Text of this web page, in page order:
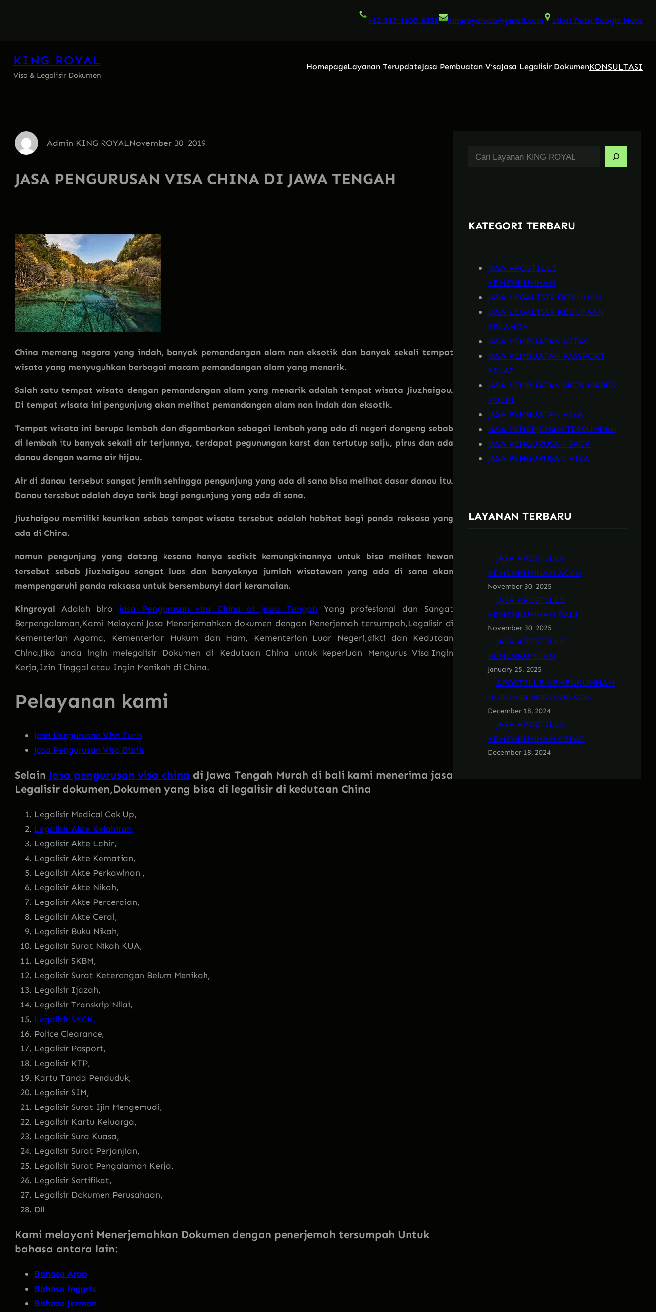
+62 852-1600-6336 kingroyalweb@gmail.com Lihat Peta Google Maps
KING ROYAL
Visa & Legalisir Dokumen
HomepageLayanan TerupdateJasa Pembuatan VisaJasa Legalisir DokumenKONSULTASI
Admin KING ROYALNovember 30, 2019
JASA PENGURUSAN VISA CHINA DI JAWA TENGAH
China memang negara yang indah, banyak pemandangan alam nan eksotik dan banyak sekali tempat
wisata yang menyuguhkan berbagai macam pemandangan alam yang menarik.
Salah satu tempat wisata dengan pemandangan alam yang menarik adalah tempat wisata Jiuzhaigou.
Di tempat wisata ini pengunjung akan melihat pemandangan alam nan indah dan eksotik.
Tempat wisata ini berupa lembah dan digambarkan sebagai lembah yang ada di negeri dongeng sebab
di lembah itu banyak sekali air terjunnya, terdapat pegunungan karst dan tertutup salju, pirus dan ada
danau dengan warna air hijau.
Air di danau tersebut sangat jernih sehingga pengunjung yang ada di sana bisa melihat dasar danau itu.
Danau tersebut adalah daya tarik bagi pengunjung yang ada di sana.
Jiuzhaigou memiliki keunikan sebab tempat wisata tersebut adalah habitat bagi panda raksasa yang
ada di China.
namun pengunjung yang datang kesana hanya sedikit kemungkinannya untuk bisa melihat hewan
tersebut sebab Jiuzhaigou sangat luas dan banyaknya jumlah wisatawan yang ada di sana akan
mempengaruhi panda raksasa untuk bersembunyi dari keramaian.
Kingroyal Adalah birojasa Pengurusan visa China di Jawa Tengah Yang profesional dan Sangat
Berpengalaman,Kami Melayani Jasa Menerjemahkan dokumen dengan Penerjemah tersumpah,Legalisir di
Kementerian Agama, Kementerian Hukum dan Ham, Kementerian Luar Negeri,dikti dan Kedutaan
China,Jika anda ingin melegalisir Dokumen di Kedutaan China untuk keperluan Mengurus Visa,Ingin
Kerja,Izin Tinggal atau Ingin Menikah di China.
Pelayanan kami
Jasa Pengurusan Visa Turis
Jasa Pengurusan Visa Bisnis
Selain Jasa pengurusan visa china di Jawa Tengah Murah di bali kami menerima jasa
Legalisir dokumen,Dokumen yang bisa di legalisir di kedutaan China
Legalisir Medical Cek Up,
Legalisir Akte Kelahiran,
Legalisir Akte Lahir,
Legalisir Akte Kematian,
Legalisir Akte Perkawinan ,
Legalisir Akte Nikah,
Legalisir Akte Perceraian,
Legalisir Akte Cerai,
Legalisir Buku Nikah,
Legalisir Surat Nikah KUA,
Legalisir SKBM,
Legalisir Surat Keterangan Belum Menikah,
Legalisir Ijazah,
Legalisir Transkrip Nilai,
Legalisir SKCK,
Police Clearance,
Legalisir Pasport,
Legalisir KTP,
Kartu Tanda Penduduk,
Legalisir SIM,
Legalisir Surat Ijin Mengemudi,
Legalisir Kartu Keluarga,
Legalisir Sura Kuasa,
Legalisir Surat Perjanjian,
Legalisir Surat Pengalaman Kerja,
Legalisir Sertifikat,
Legalisir Dokumen Perusahaan,
Dll
Kami melayani Menerjemahkan Dokumen dengan penerjemah tersumpah Untuk
bahasa antara lain:
Bahasa Arab
Bahasa inggris
Bahasa Jerman
h
KATEGORI TERBARU
JASA APOSTILLE
KEMENKUMHAM
JASA LEGALISIR DOKUMEN
JASA LEGALISIR KEDUTAAN
BELANDA
JASA PEMBUATAN KITAS
JASA PEMBUATAN PASSPORT
KILAT
JASA PEMBUATAN SKCK MABES
POLRI
JASA PEMBUATAN VISA
JASA PENERJEMAH TERSUMPAH
JASA PENGURUSAN SKCK
JASA PENGURUSAN VISA
LAYANAN TERBARU
JASA APOSTILLE
KEMENKUMHAM ACEH
November 30, 2025
JASA APOSTILLE
KEMENKUMHAM BALI
November 30, 2025
JASA APOSTILLE
KEMENKUMHAM
January 25, 2025
APOSTILLE KEMENKUMHAM
HUBUNGI 0852-1600-6336
December 18, 2024
JASA APOSTILLE
KEMENKUMHAM CEPAT
December 18, 2024